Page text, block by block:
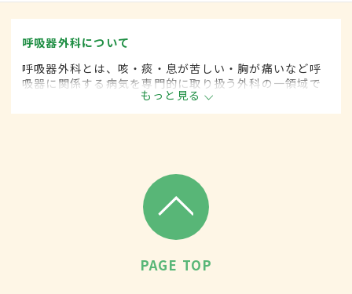
呼吸器外科について
呼吸器外科とは、咳・痰・息が苦しい・胸が痛いなど呼
吸器に関係する病気を専門的に取り扱う外科の一領域で
す。平成20年4月の制度改正前は、呼吸器科と呼ばれて
いました。
もっと見る
PAGE TOP